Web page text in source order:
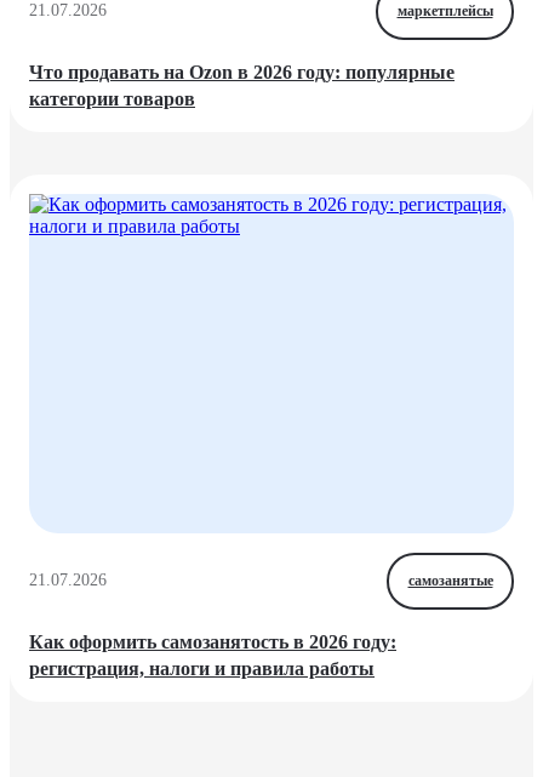
21.07.2026 маркетплейсы
Что продавать на Ozon в 2026 году: популярные
категории товаров
21.07.2026 самозанятые
Как оформить самозанятость в 2026 году:
регистрация, налоги и правила работы